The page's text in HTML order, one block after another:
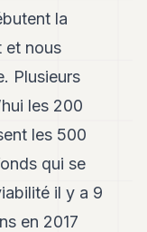
la
et nous
Plusieurs
les 200
les 500
qui se
il y a 9
en 2017